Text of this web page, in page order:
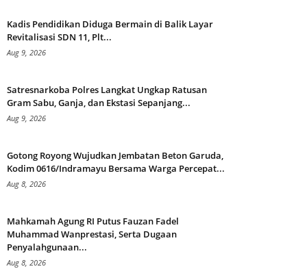
Kadis Pendidikan Diduga Bermain di Balik Layar
Revitalisasi SDN 11, Plt...
Aug 9, 2026
Satresnarkoba Polres Langkat Ungkap Ratusan
Gram Sabu, Ganja, dan Ekstasi Sepanjang...
Aug 9, 2026
Gotong Royong Wujudkan Jembatan Beton Garuda,
Kodim 0616/Indramayu Bersama Warga Percepat...
Aug 8, 2026
Mahkamah Agung RI Putus Fauzan Fadel
Muhammad Wanprestasi, Serta Dugaan
Penyalahgunaan...
Aug 8, 2026